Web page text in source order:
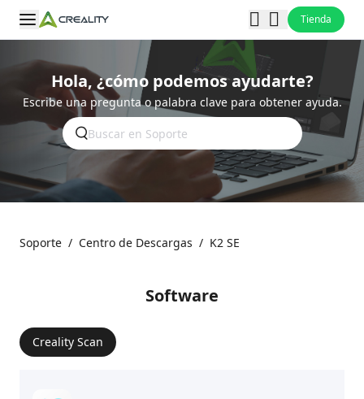
Tienda
Hola, ¿cómo podemos ayudarte?
Escribe una pregunta o palabra clave para obtener ayuda.
Soporte / Centro de Descargas / K2 SE
Software
Creality Scan